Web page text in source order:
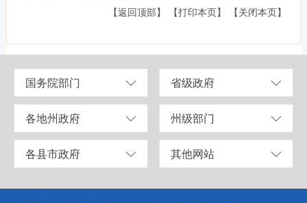
【返回顶部】 【打印本页】 【关闭本页】
国务院部门 省级政府
各地州政府 州级部门
各县市政府 其他网站